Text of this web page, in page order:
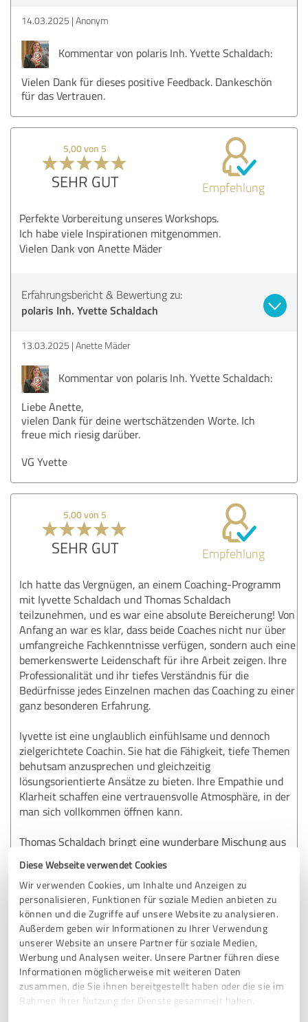
Diese Webseite verwendet Cookies
Wir verwenden Cookies, um Inhalte und Anzeigen zu
personalisieren, Funktionen für soziale Medien anbieten zu
können und die Zugriffe auf unsere Website zu analysieren.
Außerdem geben wir Informationen zu Ihrer Verwendung
unserer Website an unsere Partner für soziale Medien,
Werbung und Analysen weiter. Unsere Partner führen diese
Informationen möglicherweise mit weiteren Daten
zusammen, die Sie ihnen bereitgestellt haben oder die sie im
Rahmen Ihrer Nutzung der Dienste gesammelt haben.
14.03.2025 Anonym
Kommentar von polaris Inh. Yvette Schaldach:
Vielen Dank für dieses positive Feedback. Dankeschön
für das Vertrauen.
5,00 von 5
SEHR GUT Empfehlung
Perfekte Vorbereitung unseres Workshops.
Ich habe viele Inspirationen mitgenommen.
Vielen Dank von Anette Mäder
Erfahrungsbericht & Bewertung zu:
polaris Inh. Yvette Schaldach
13.03.2025 Anette Mäder
Kommentar von polaris Inh. Yvette Schaldach:
Liebe Anette,
vielen Dank für deine wertschätzenden Worte. Ich
freue mich riesig darüber.
VG Yvette
5,00 von 5
SEHR GUT Empfehlung
Ich hatte das Vergnügen, an einem Coaching-Programm
mit Iyvette Schaldach und Thomas Schaldach
teilzunehmen, und es war eine absolute Bereicherung! Von
Anfang an war es klar, dass beide Coaches nicht nur über
umfangreiche Fachkenntnisse verfügen, sondern auch eine
bemerkenswerte Leidenschaft für ihre Arbeit zeigen. Ihre
Professionalität und ihr tiefes Verständnis für die
Bedürfnisse jedes Einzelnen machen das Coaching zu einer
ganz besonderen Erfahrung.
Iyvette ist eine unglaublich einfühlsame und dennoch
zielgerichtete Coachin. Sie hat die Fähigkeit, tiefe Themen
behutsam anzusprechen und gleichzeitig
lösungsorientierte Ansätze zu bieten. Ihre Empathie und
Klarheit schaffen eine vertrauensvolle Atmosphäre, in der
man sich vollkommen öffnen kann.
Thomas Schaldach bringt eine wunderbare Mischung aus
hat ein exzellentes Gespür dafür, wie er mit praktischen
und innovativen Lösungen weiterhelfen kann, und hat mir
geholfen, mein Potenzial auf eine Weise zu entfalten, die
ich mir zuvor nicht vorstellen konnte.
Gemeinsam haben sie es geschafft, mir nicht nur die
richtigen Werkzeuge an die Hand zu geben, sondern auch
meine Denkweise zu transformieren. Ich fühle mich
gestärkt und motiviert, meine Ziele zu erreichen und
meinen Weg mit neuer Klarheit und Entschlossenheit zu